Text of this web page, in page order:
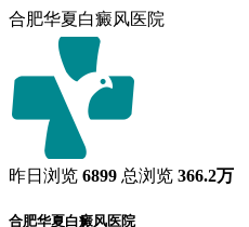
合肥华夏白癜风医院
昨日浏览 6899 总浏览 366.2万
合肥华夏白癜风医院